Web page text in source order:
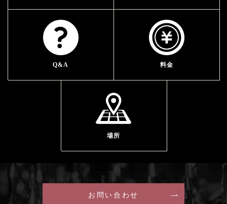
Q&A 料金
場所
お問い合わせ